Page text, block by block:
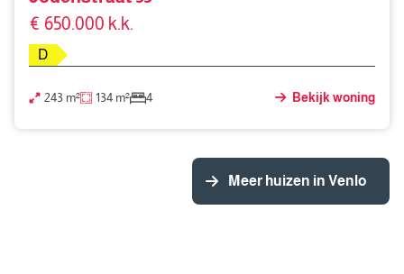
€ 650.000 k.k.
D
243 m² 134 m² 4 Bekijk woning
Meer huizen in Venlo